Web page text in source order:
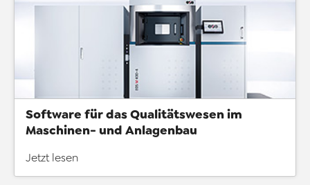
Software für das Qualitätswesen im
Maschinen- und Anlagenbau
Jetzt lesen